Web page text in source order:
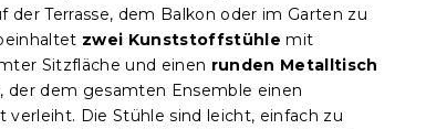
der Terrasse, dem Balkon oder im Garten zu
zwei Kunststoffstühle mit
Sitzfläche und einen runden Metalltisch
der dem gesamten Ensemble einen
verleiht. Die Stühle sind leicht, einfach zu